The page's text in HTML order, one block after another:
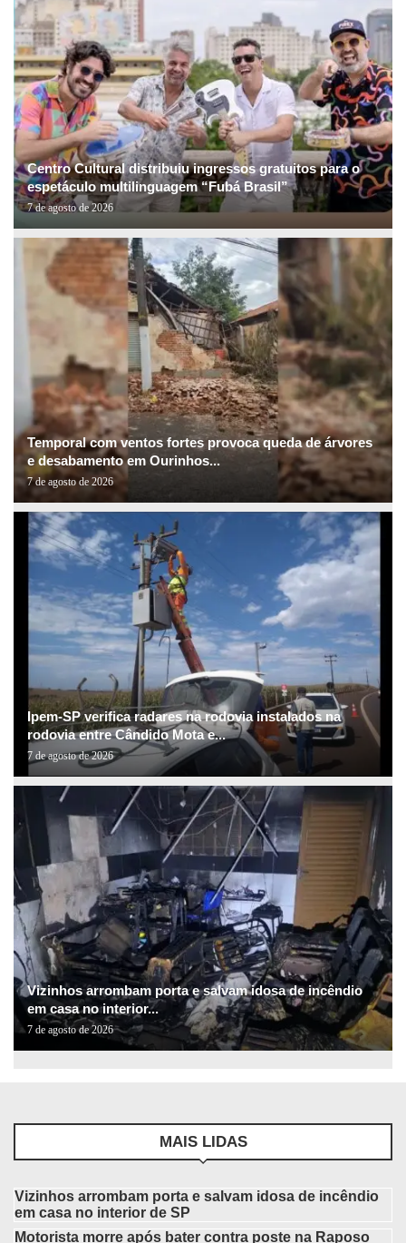
Centro Cultural distribuiu ingressos gratuitos para o
espetáculo multilinguagem “Fubá Brasil”
7 de agosto de 2026
Temporal com ventos fortes provoca queda de árvores
e desabamento em Ourinhos...
7 de agosto de 2026
Ipem-SP verifica radares na rodovia instalados na
rodovia entre Cândido Mota e...
7 de agosto de 2026
Vizinhos arrombam porta e salvam idosa de incêndio
em casa no interior...
7 de agosto de 2026
MAIS LIDAS
Vizinhos arrombam porta e salvam idosa de incêndio
em casa no interior de SP
Motorista morre após bater contra poste na Raposo